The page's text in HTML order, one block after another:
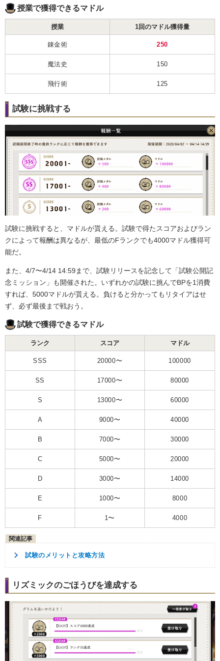
授業で獲得できるマドル
授業 1回のマドル獲得量
錬金術 250
魔法史 150
飛行術 125
試験に挑戦する
試験に挑戦すると、マドルが貰える。試験で得たスコアおよびラン
クによって報酬は異なるが、最低のFランクでも4000マドル獲得可
能だ。
また、4/7〜4/14 14:59まで、試験リリースを記念して「試験公開記
念ミッション」も開催された。いずれかの試験に挑んでBPを1消費
すれば、5000マドルが貰える。負けると分かってもリタイアはせ
ず、必ず最後まで戦おう。
試験で獲得できるマドル
ランク スコア マドル
SSS 20000〜 100000
SS 17000〜 80000
S 13000〜 60000
A 9000〜 40000
B 7000〜 30000
C 5000〜 20000
D 3000〜 14000
E 1000〜 8000
F 1〜 4000
試験のメリットと攻略方法
リズミックのごほうびを達成する